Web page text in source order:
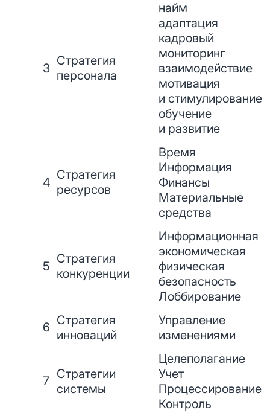
3
Стратегия
персонала
найм
адаптация
кадровый
мониторинг
взаимодействие
мотивация
и стимулирование
обучение
и развитие
4
Стратегия
ресурсов
Время
Информация
Финансы
Материальные
средства
5
Стратегия
конкуренции
Информационная
экономическая
физическая
безопасность
Лоббирование
6 Стратегия
инноваций
Управление
изменениями
7 Стратегии
системы
Целеполагание
Учет
Процессирование
Контроль